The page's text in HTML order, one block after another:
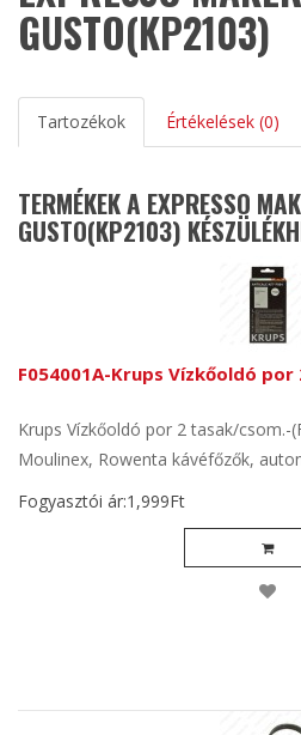
GUSTO(KP2103)
Tartozékok Értékelések (0)
TERMÉKEK A EXPRESSO
GUSTO(KP2103)
F054001A-Krups Vízkőoldó
Krups Vízkőoldó por 2 tasak/csom.-
Moulinex, Rowenta kávéfőzők,
Fogyasztói ár:1,999Ft